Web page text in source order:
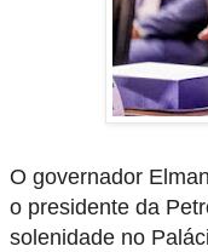
O governador
o presidente da
solenidade no